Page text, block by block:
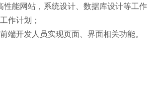
性能网站，系统设计、数据库设计等工作
作计划；
端开发人员实现页面、界面相关功能。